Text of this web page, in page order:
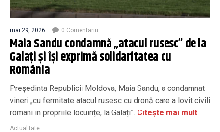
mai 29, 2026 0 Comentariu
Maia Sandu condamnă „atacul rusesc” de la
Galați și își exprimă solidaritatea cu
România
Președinta Republicii Moldova, Maia Sandu, a condamnat
vineri „cu fermitate atacul rusesc cu dronă care a lovit civili
români în propriile locuințe, la Galați”. Citește mai mult
Actualitate